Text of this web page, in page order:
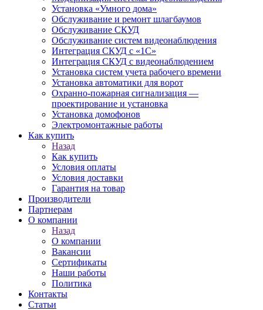
Установка «Умного дома»
Обслуживание и ремонт шлагбаумов
Обслуживание СКУД
Обслуживание систем видеонаблюдения
Интеграция СКУД с «1С»
Интеграция СКУД с видеонаблюдением
Установка систем учета рабочего времени
Установка автоматики для ворот
Охранно-пожарная сигнализация —
проектирование и установка
Установка домофонов
Электромонтажные работы
Как купить
Назад
Как купить
Условия оплаты
Условия доставки
Гарантия на товар
Производители
Партнерам
О компании
Назад
О компании
Вакансии
Сертификаты
Наши работы
Политика
Контакты
Статьи